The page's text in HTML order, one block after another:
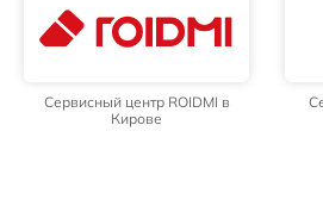
Сервисный центр ROIDMI в
Кирове